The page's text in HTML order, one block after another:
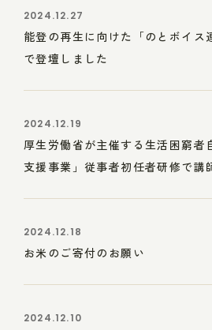
2024.12.27
能登の再生に向けた「のとボイス
で登壇しました
2024.12.19
厚生労働省が主催する生活困窮者
支援事業」従事者初任者研修で講
2024.12.18
お米のご寄付のお願い
2024.12.10